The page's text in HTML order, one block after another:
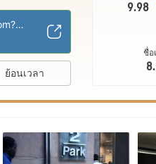
ธุรกิจทั่วโลก
https://www.avatrade.com?versionId=10301&tag=206585
ย้อนเวลา
9.98
ชื่อ